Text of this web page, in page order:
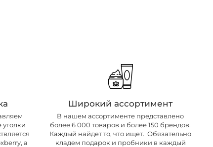
уголки
а
Широкий ассортимент
В нашем ассортименте представлено
более 6 000 товаров и более 150 брендов.
Каждый найдет то, что ищет. Обязательно
кладем подарок и пробники в каждый